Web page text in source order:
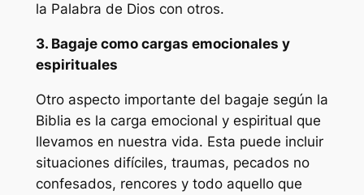
la Palabra de Dios con otros.
3. Bagaje como cargas emocionales y
espirituales
Otro aspecto importante del bagaje según la
Biblia es la carga emocional y espiritual que
llevamos en nuestra vida. Esta puede incluir
situaciones difíciles, traumas, pecados no
confesados, rencores y todo aquello que